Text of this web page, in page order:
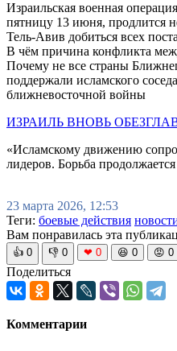
Израильская военная
пятницу 13 июня, продлится
Тель-Авив добиться всех
В чём причина конфликта
Почему не все страны
поддержали исламского
ближневосточной войны
ИЗРАИЛЬ ВНОВЬ
«Исламскому движению
лидеров. Борьба продолжается
23 марта 2026, 12:53
Теги: боевые действия
Вам понравилась эта
👍 0 👎 0 ❤ 0 😆 0 😡 0
Поделиться
Комментарии